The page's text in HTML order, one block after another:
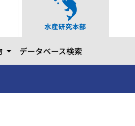
水産研究本部
すカテゴリーを開きます
データベース検索